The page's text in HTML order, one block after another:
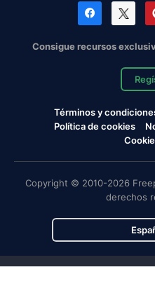
Consigue recursos
Términos y
Política de cookies
Copyright © 2010-2026
derechos